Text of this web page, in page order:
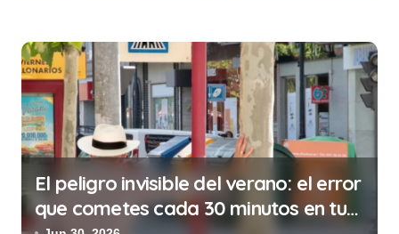
t
r
a
d
a
El peligro invisible del verano: el error
que cometes cada 30 minutos en tu